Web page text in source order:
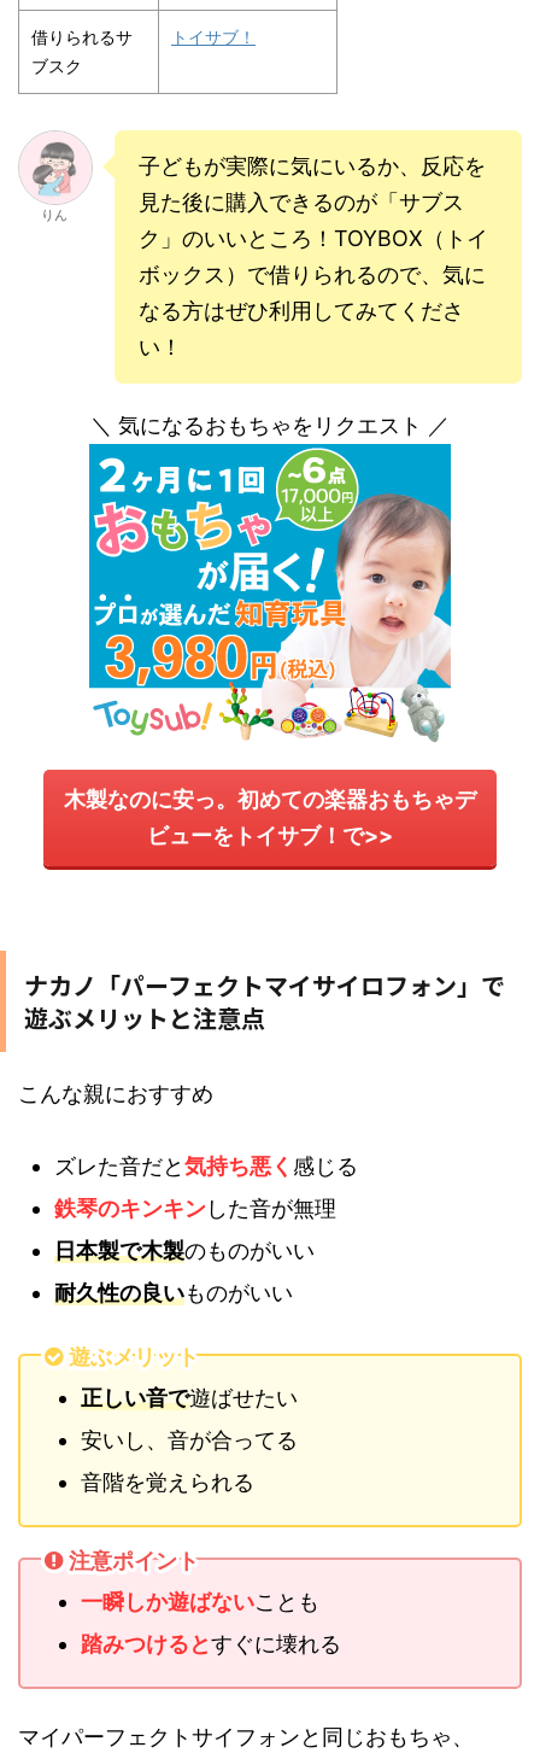
借りられるサ
ブスク
トイサブ！
りん
子どもが実際に気にいるか、反応を
見た後に購入できるのが「サブス
ク」のいいところ！TOYBOX（トイ
ボックス）で借りられるので、気に
なる方はぜひ利用してみてくださ
い！
＼ 気になるおもちゃをリクエスト ／
木製なのに安っ。初めての楽器おもちゃデ
ビューをトイサブ！で>>
ナカノ「パーフェクトマイサイロフォン」で
遊ぶメリットと注意点
こんな親におすすめ
ズレた音だと気持ち悪く 感じる
鉄琴のキンキンした音が無理
日本製で木製のものがいい
耐久性の良いものがいい
遊ぶメリット
正しい音で遊ばせたい
安いし、音が合ってる
音階を覚えられる
注意ポイント
一瞬しか遊ばないことも
踏みつけるとすぐに壊れる
マイパーフェクトサイフォンと同じおもちゃ、